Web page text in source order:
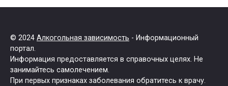
© 2024 Алкогольная зависимость - Информационный
портал.
Информация предоставляется в справочных целях. Не
занимайтесь самолечением.
При первых признаках заболевания обратитесь к врачу.